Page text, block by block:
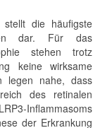
stellt die häufigste
dar. Für das
stehen trotz
keine wirksame
legen nahe, dass
des retinalen
Inflammasoms
der Erkrankung